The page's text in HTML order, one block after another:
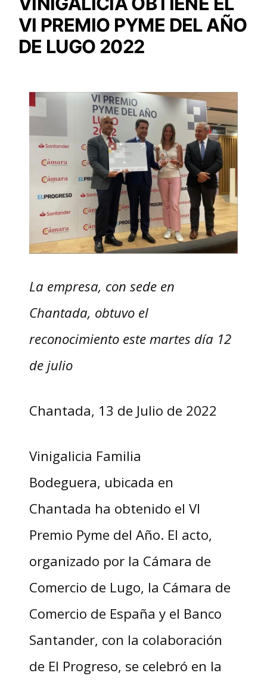
VI PREMIO PYME DEL AÑO
DE LUGO 2022
La empresa, con sede en
Chantada, obtuvo el
reconocimiento este martes día 12
de julio
Chantada, 13 de Julio de 2022
Vinigalicia Familia
Bodeguera, ubicada en
Chantada ha obtenido el VI
Premio Pyme del Año. El acto,
organizado por la Cámara de
Comercio de Lugo, la Cámara de
Comercio de España y el Banco
Santander, con la colaboración
de El Progreso, se celebró en la